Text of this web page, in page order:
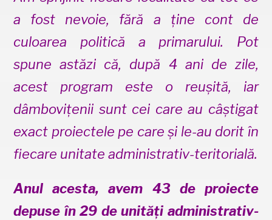
a fost nevoie, fără a ține cont de
culoarea politică a primarului. Pot
spune astăzi că, după 4 ani de zile,
acest program este o reușită, iar
dâmbovițenii sunt cei care au câștigat
exact proiectele pe care și le-au dorit în
fiecare unitate administrativ-teritorială.
Anul acesta, avem 43 de proiecte
depuse în 29 de unități administrativ-